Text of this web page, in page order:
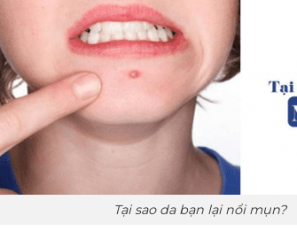
Tại sao da bạn lại nổi mụn?